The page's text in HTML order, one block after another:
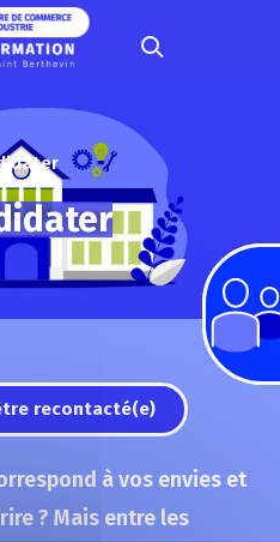
recontacté(e)
à vos envies et
? Mais entre les